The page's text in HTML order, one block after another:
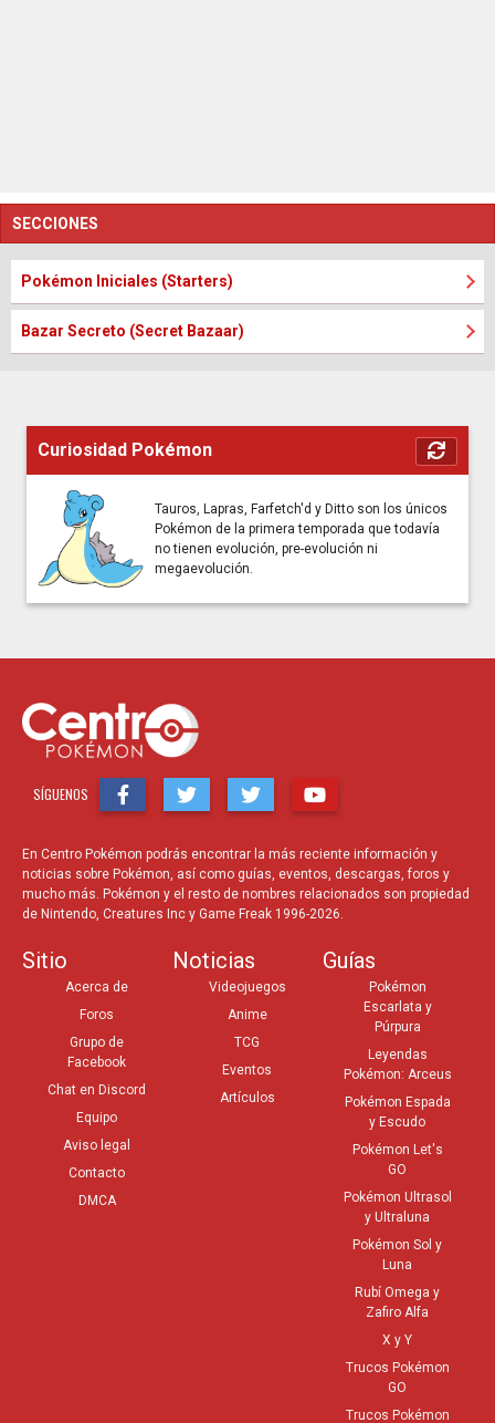
SECCIONES
Pokémon Iniciales (Starters)
Bazar Secreto (Secret Bazaar)
Curiosidad Pokémon
Tauros, Lapras, Farfetch'd y Ditto son los únicos
Pokémon de la primera temporada que todavía
no tienen evolución, pre-evolución ni
megaevolución.
SÍGUENOS
En Centro Pokémon podrás encontrar la más reciente información y
noticias sobre Pokémon, así como guías, eventos, descargas, foros y
mucho más. Pokémon y el resto de nombres relacionados son propiedad
de Nintendo, Creatures Inc y Game Freak 1996-2026.
Sitio
Acerca de
Foros
Grupo de
Facebook
Chat en Discord
Equipo
Aviso legal
Contacto
DMCA
Noticias
Videojuegos
Anime
TCG
Eventos
Artículos
Guías
Pokémon
Escarlata y
Púrpura
Leyendas
Pokémon: Arceus
Pokémon Espada
y Escudo
Pokémon Let's
GO
Pokémon Ultrasol
y Ultraluna
Pokémon Sol y
Luna
Rubí Omega y
Zafiro Alfa
X y Y
Trucos Pokémon
GO
Trucos Pokémon